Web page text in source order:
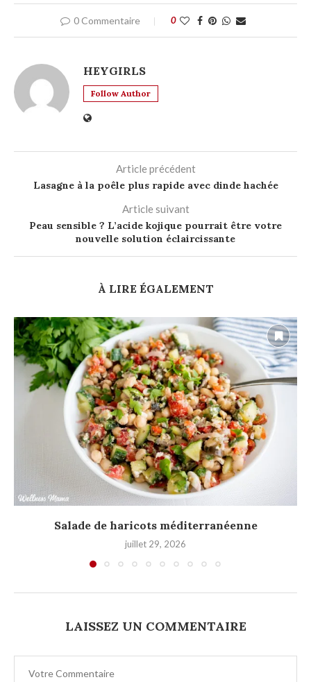
0 Commentaire 0
HEYGIRLS
Follow Author
Article précédent
Lasagne à la poêle plus rapide avec dinde hachée
Article suivant
Peau sensible ? L’acide kojique pourrait être votre
nouvelle solution éclaircissante
À LIRE ÉGALEMENT
Salade de haricots méditerranéenne
juillet 29, 2026
LAISSEZ UN COMMENTAIRE